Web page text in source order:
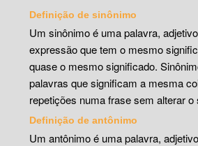
Definição de sinônimo
Um sinônimo é uma palavra,
expressão que tem o mesmo
quase o mesmo significado.
palavras que significam a mesma
repetições numa frase sem alterar o
Definição de antônimo
Um antônimo é uma palavra,